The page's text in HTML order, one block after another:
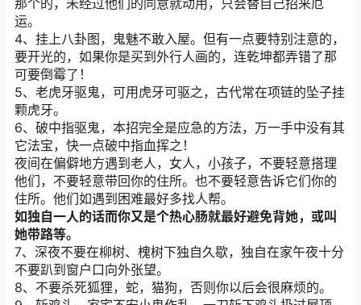
运。
4、挂上八卦图，鬼魅不敢入屋。但有一点要特别注意的，
要开光的，如果你是买到外行人画的，连乾坤都弄错了那
可要倒霉了！
5、老虎牙驱鬼，可用虎牙可驱之，古代常在项链的坠子挂
颗虎牙。
6、破中指驱鬼，本招完全是应急的方法，万一手中没有其
它法宝，快一点破中指血挥之！
夜间在偏僻地方遇到老人，女人，小孩子，不要轻意搭理
他们，不要轻意带回你的住所。也不要轻意告诉它们你的
住所。他们如遇到困难最好多找人帮。
如独自一人的话而你又是个热心肠就最好避免背她，或叫
她带路等。
7、深夜不要在柳树、槐树下独自久歇，独自在家午夜十分
不要趴到窗户口向外张望。
8、不要杀死狐狸，蛇，猫狗，否则你以后会很麻烦的。